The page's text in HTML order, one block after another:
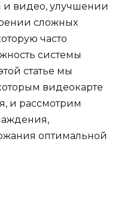
видео, улучшении
сложных
часто
системы
статье мы
видеокарте
и рассмотрим
оптимальной